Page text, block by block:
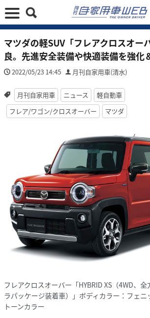
マツダの軽SUV「フレアクロスオー
良。先進安全装備や快適装備を強化
2022/05/23 14:45 月刊自家用車(清水)
月刊自家用車 ニュース
軽自動車
フレア/ワゴン/クロスオーバー
マツダ
フレアクロスオーバー「HYBRID XS（4WD、
ラパッケージ装着車）」ボディカラー：フェ
トーンカラー